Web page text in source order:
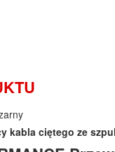
kabla ciętego ze